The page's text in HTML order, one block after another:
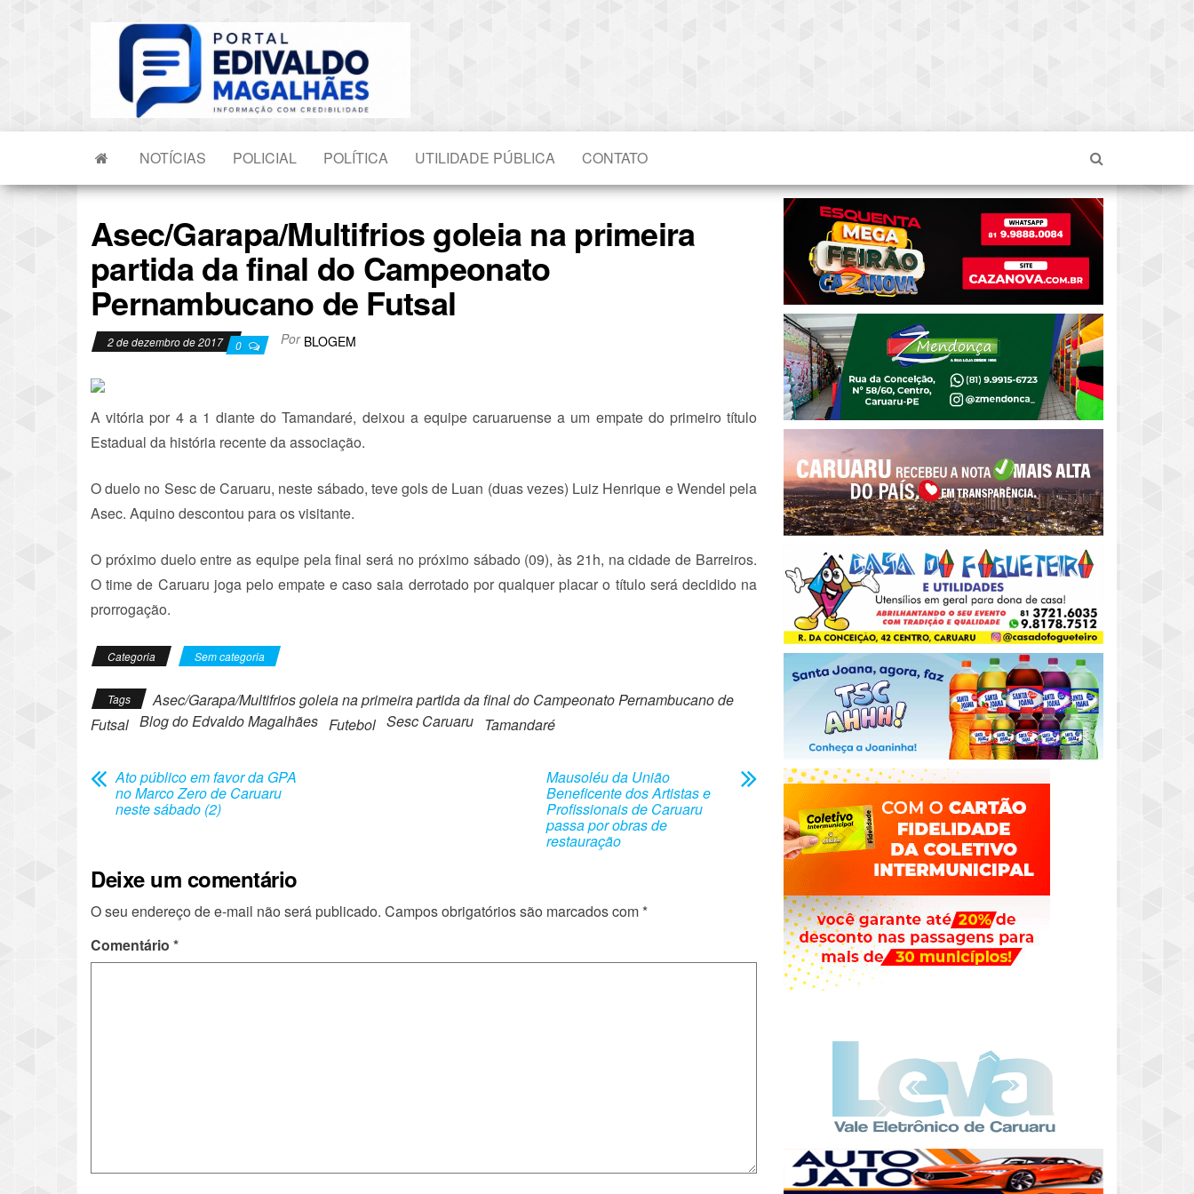
NOTÍCIAS POLICIAL POLÍTICA UTILIDADE PÚBLICA CONTATO
Asec/Garapa/Multifrios goleia na primeira
partida da final do Campeonato
Pernambucano de Futsal
2 de dezembro de 2017 0 Por BLOGEM
A vitória por 4 a 1 diante do Tamandaré, deixou a equipe caruaruense a um empate do primeiro título
Estadual da história recente da associação.
O duelo no Sesc de Caruaru, neste sábado, teve gols de Luan (duas vezes) Luiz Henrique e Wendel pela
Asec. Aquino descontou para os visitante.
O próximo duelo entre as equipe pela final será no próximo sábado (09), às 21h, na cidade de Barreiros.
O time de Caruaru joga pelo empate e caso saia derrotado por qualquer placar o título será decidido na
prorrogação.
Categoria Sem categoria
Tags
Asec/Garapa/Multifrios goleia na primeira partida da final do Campeonato Pernambucano de
Futsal Blog do Edvaldo Magalhães Futebol Sesc Caruaru Tamandaré
Ato público em favor da GPA
no Marco Zero de Caruaru
neste sábado (2)
Mausoléu da União
Beneficente dos Artistas e
Profissionais de Caruaru
passa por obras de
restauração
Deixe um comentário
O seu endereço de e-mail não será publicado. Campos obrigatórios são marcados com *
Comentário *